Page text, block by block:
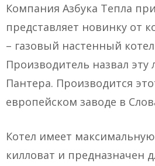
Компания Азбука Тепла
представляет новинку от
– газовый настенный
Производитель назвал эту
Пантера. Производится
европейском заводе в
Котел имеет
килловат и предназначен